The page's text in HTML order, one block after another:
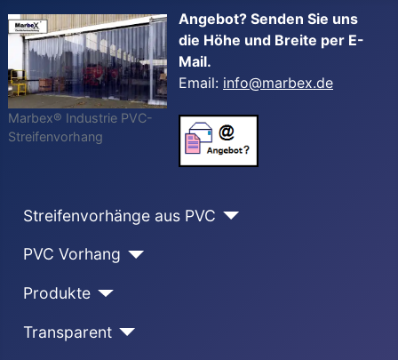
Marbex® Industrie PVC-
Streifenvorhang
Angebot? Senden Sie uns
die Höhe und Breite per E-
Mail.
Email: info@marbex.de
Streifenvorhänge aus PVC
PVC Vorhang
Produkte
Transparent